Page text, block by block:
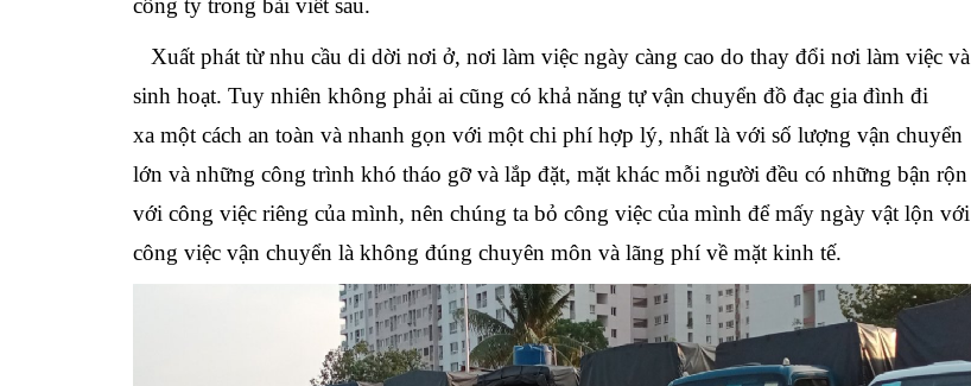
công ty trong bài viết sau.
Xuất phát từ nhu cầu di dời nơi ở, nơi làm việc ngày càng cao do thay đổi nơi làm việc và
sinh hoạt. Tuy nhiên không phải ai cũng có khả năng tựvận chuyển đồ đạc gia đình đi
xa một cách an toàn và nhanh gọn với một chi phí hợp lý, nhất là với số lượng vận chuyển
lớn và những công trình khó tháo gỡ và lắp đặt, mặt khác mỗi người đều có những bận rộn
với công việc riêng của mình, nên chúng ta bỏ công việc của mình để mấy ngày vật lộn với
công việc vận chuyển là không đúng chuyên môn và lãng phí về mặt kinh tế.